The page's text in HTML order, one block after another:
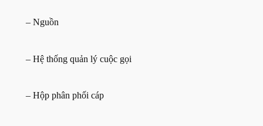
– Nguồn
– Hệ thống quản lý cuộc gọi
– Hộp phân phối cáp